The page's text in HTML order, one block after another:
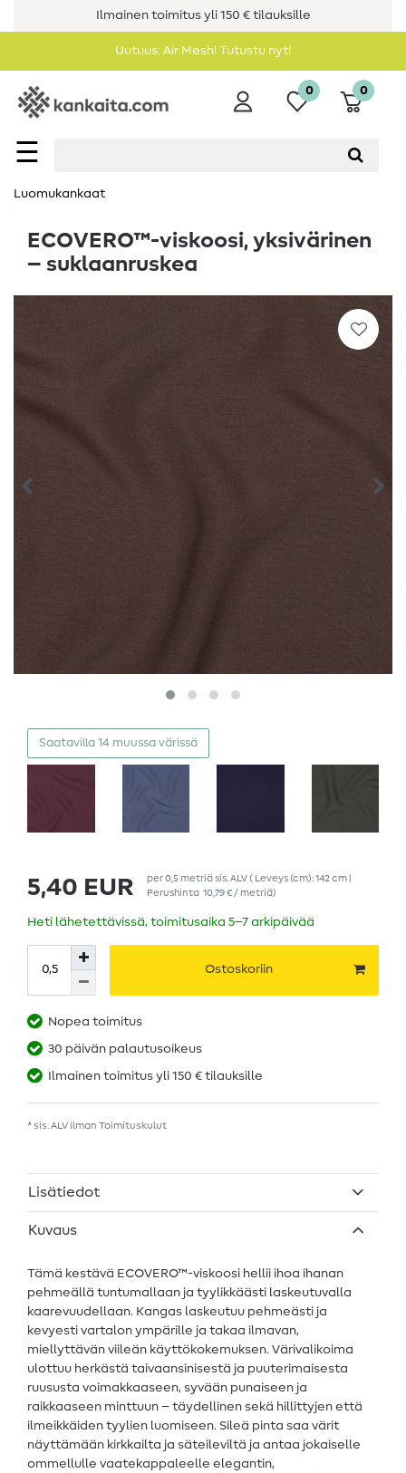
Ilmainen toimitus yli 150 € tilauksille
Uutuus: Air Mesh! Tutustu nyt!
☰
0 0
Luomukankaat
ECOVERO™-viskoosi, yksivärinen
– suklaanruskea
Saatavilla 14 muussa värissä
5,40 EUR per0,5 metriäsis. ALV( Leveys (cm): 142 cm |
Perushinta 10,79 € / metriä)
Heti lähetettävissä, toimitusaika 5–7 arkipäivää
Ostoskoriin
Nopea toimitus
30 päivän palautusoikeus
Ilmainen toimitus yli 150 € tilauksille
* sis. ALV ilman Toimituskulut
Lisätiedot
Kuvaus
Tämä kestävä ECOVERO™-viskoosi hellii ihoa ihanan
pehmeällä tuntumallaan ja tyylikkäästi laskeutuvalla
kaarevuudellaan. Kangas laskeutuu pehmeästi ja
kevyesti vartalon ympärille ja takaa ilmavan,
miellyttävän viileän käyttökokemuksen. Värivalikoima
ulottuu herkästä taivaansinisestä ja puuterimaisesta
ruususta voimakkaaseen, syvään punaiseen ja
raikkaaseen minttuun – täydellinen sekä hillittyjen että
ilmeikkäiden tyylien luomiseen. Sileä pinta saa värit
näyttämään kirkkailta ja säteileviltä ja antaa jokaiselle
ommellulle vaatekappaleelle elegantin,